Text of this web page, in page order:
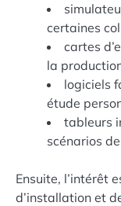
certaines
cartes
la
logiciels
étude
tableurs
scénarios
Ensuite, l’intérêt
d’installation et